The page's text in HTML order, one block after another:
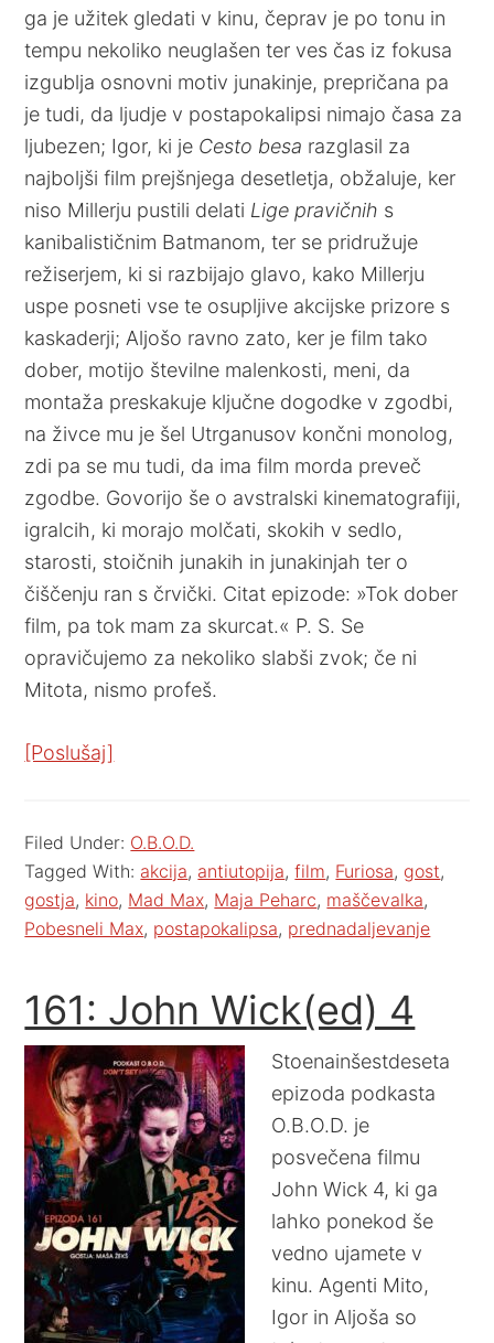
ga je užitek gledati v kinu, čeprav je po tonu in
tempu nekoliko neuglašen ter ves čas iz fokusa
izgublja osnovni motiv junakinje, prepričana pa
je tudi, da ljudje v postapokalipsi nimajo časa za
ljubezen; Igor, ki je Cesto besa razglasil za
najboljši film prejšnjega desetletja, obžaluje, ker
niso Millerju pustili delati Lige pravičnih s
kanibalističnim Batmanom, ter se pridružuje
režiserjem, ki si razbijajo glavo, kako Millerju
uspe posneti vse te osupljive akcijske prizore s
kaskaderji; Aljošo ravno zato, ker je film tako
dober, motijo številne malenkosti, meni, da
montaža preskakuje ključne dogodke v zgodbi,
na živce mu je šel Utrganusov končni monolog,
zdi pa se mu tudi, da ima film morda preveč
zgodbe. Govorijo še o avstralski kinematografiji,
igralcih, ki morajo molčati, skokih v sedlo,
starosti, stoičnih junakih in junakinjah ter o
čiščenju ran s črvički. Citat epizode: »Tok dober
film, pa tok mam za skurcat.« P. S. Se
opravičujemo za nekoliko slabši zvok; če ni
Mitota, nismo profeš.
[Poslušaj]
Filed Under: O.B.O.D.
Tagged With: akcija, antiutopija,film, Furiosa, gost,
gostja, kino, Mad Max, Maja Peharc, maščevalka,
Pobesneli Max, postapokalipsa, prednadaljevanje
161: John Wick(ed) 4
Stoenainšestdeseta
epizoda podkasta
O.B.O.D. je
posvečena filmu
John Wick 4, ki ga
lahko ponekod še
vedno ujamete v
kinu. Agenti Mito,
Igor in Aljoša so